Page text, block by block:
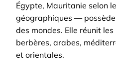
Égypte, Mauritanie selon
géographiques —
des mondes. Elle réunit
berbères, arabes,
et orientales.